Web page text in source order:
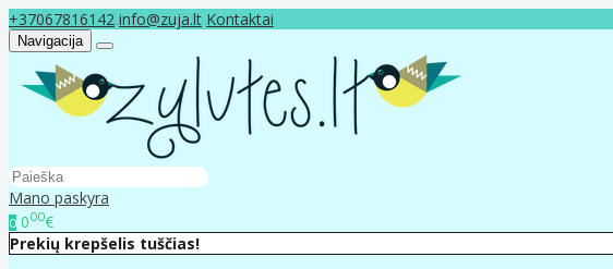
+37067816142 info@zuja.lt Kontaktai
Navigacija
Mano paskyra
0 000€
Prekių krepšelis tuščias!